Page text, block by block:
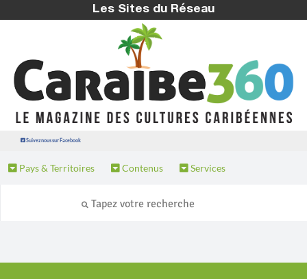
Les Sites du Réseau
Suivez nous sur Facebook
Pays & Territoires Contenus Services